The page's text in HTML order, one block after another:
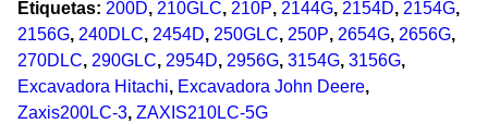
Etiquetas: 200D, 210GLC, 210P, 2144G, 2154D, 2154G,
2156G, 240DLC, 2454D, 250GLC, 250P, 2654G, 2656G,
270DLC, 290GLC, 2954D, 2956G, 3154G, 3156G,
Excavadora Hitachi, Excavadora John Deere,
Zaxis200LC-3, ZAXIS210LC-5G